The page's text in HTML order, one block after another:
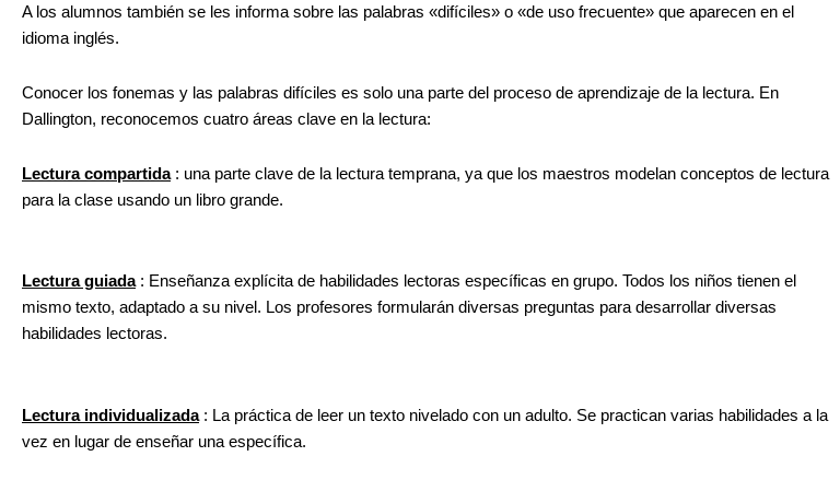
A los alumnos también se les informa sobre las palabras «difíciles» o «de uso frecuente» que aparecen en el
idioma inglés.
Conocer los fonemas y las palabras difíciles es solo una parte del proceso de aprendizaje de la lectura. En
Dallington, reconocemos cuatro áreas clave en la lectura:
Lectura compartida: una parte clave de la lectura temprana, ya que los maestros modelan conceptos de lectura
para la clase usando un libro grande.
Lectura guiada: Enseñanza explícita de habilidades lectoras específicas en grupo. Todos los niños tienen el
mismo texto, adaptado a su nivel. Los profesores formularán diversas preguntas para desarrollar diversas
habilidades lectoras.
Lectura individualizada: La práctica de leer un texto nivelado con un adulto. Se practican varias habilidades a la
vez en lugar de enseñar una específica.